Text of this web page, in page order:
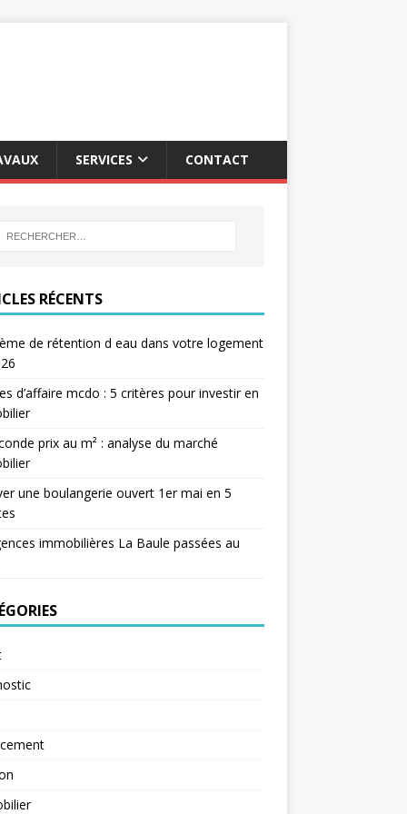
SERVICES CONTACT
RÉCENTS
de rétention d eau dans votre logement
d’affaire mcdo : 5 critères pour investir en
prix au m² : analyse du marché
une boulangerie ouvert 1er mai en 5
immobilières La Baule passées au